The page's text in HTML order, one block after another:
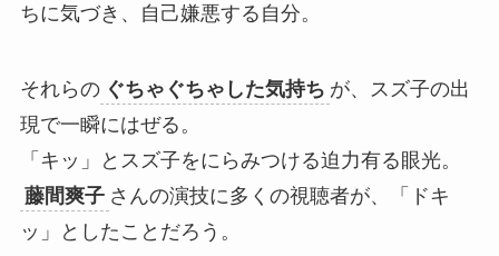
ちに気づき、自己嫌悪する自分。
それらの ぐちゃぐちゃした気持ち が、スズ子の出
現で一瞬にはぜる。
「キッ」とスズ子をにらみつける迫力有る眼光。
藤間爽子 さんの演技に多くの視聴者が、「ドキ
ッ」としたことだろう。